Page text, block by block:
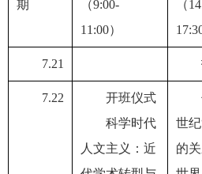
期
（9:00-
11:00）
（
7.21
7.22
开班仪式
科学时代
人文主义：近
世
的